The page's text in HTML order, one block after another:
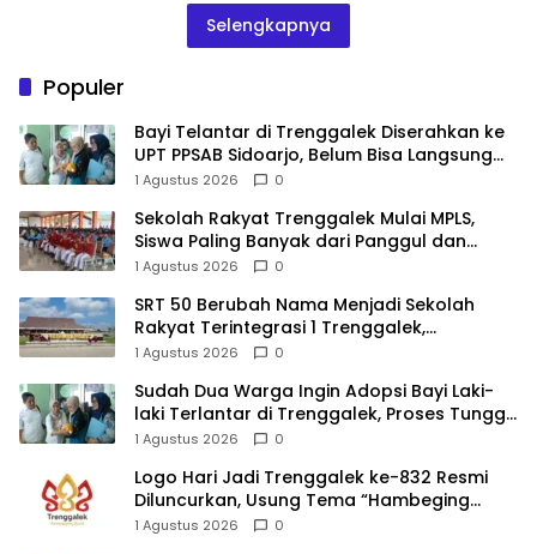
Selengkapnya
Populer
Bayi Telantar di Trenggalek Diserahkan ke
UPT PPSAB Sidoarjo, Belum Bisa Langsung
Diadopsi
1 Agustus 2026 0
Sekolah Rakyat Trenggalek Mulai MPLS,
Siswa Paling Banyak dari Panggul dan
Gandusari
1 Agustus 2026 0
SRT 50 Berubah Nama Menjadi Sekolah
Rakyat Terintegrasi 1 Trenggalek,
Nomenklatur Berubah
1 Agustus 2026 0
Sudah Dua Warga Ingin Adopsi Bayi Laki-
laki Terlantar di Trenggalek, Proses Tunggu
Hasil Penyelidikan
1 Agustus 2026 0
Logo Hari Jadi Trenggalek ke-832 Resmi
Diluncurkan, Usung Tema “Hambeging
Bumi” Gaungkan Harmoni dengan Alam
1 Agustus 2026 0